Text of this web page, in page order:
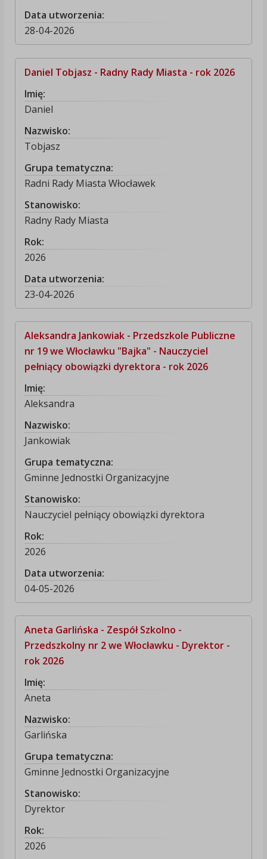
Data utworzenia:
28-04-2026
Daniel Tobjasz - Radny Rady Miasta - rok 2026
Imię:
Daniel
Nazwisko:
Tobjasz
Grupa tematyczna:
Radni Rady Miasta Włocławek
Stanowisko:
Radny Rady Miasta
Rok:
2026
Data utworzenia:
23-04-2026
Aleksandra Jankowiak - Przedszkole Publiczne
nr 19 we Włocławku "Bajka" - Nauczyciel
pełniący obowiązki dyrektora - rok 2026
Imię:
Aleksandra
Nazwisko:
Jankowiak
Grupa tematyczna:
Gminne Jednostki Organizacyjne
Stanowisko:
Nauczyciel pełniący obowiązki dyrektora
Rok:
2026
Data utworzenia:
04-05-2026
Aneta Garlińska - Zespół Szkolno -
Przedszkolny nr 2 we Włocławku - Dyrektor -
rok 2026
Imię:
Aneta
Nazwisko:
Garlińska
Grupa tematyczna:
Gminne Jednostki Organizacyjne
Stanowisko:
Dyrektor
Rok:
2026